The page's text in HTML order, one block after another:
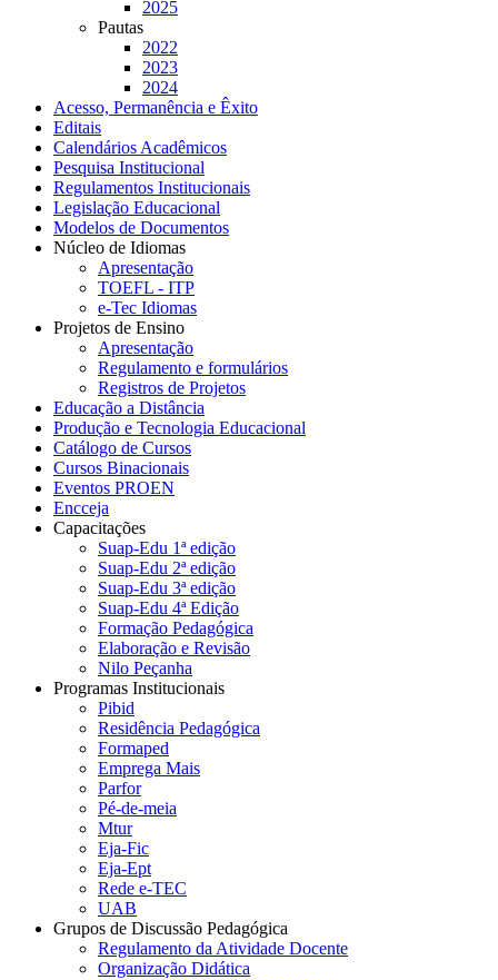
2025
Pautas
2022
2023
2024
Acesso, Permanência e Êxito
Editais
Calendários Acadêmicos
Pesquisa Institucional
Regulamentos Institucionais
Legislação Educacional
Modelos de Documentos
Núcleo de Idiomas
Apresentação
TOEFL - ITP
e-Tec Idiomas
Projetos de Ensino
Apresentação
Regulamento e formulários
Registros de Projetos
Educação a Distância
Produção e Tecnologia Educacional
Catálogo de Cursos
Cursos Binacionais
Eventos PROEN
Encceja
Capacitações
Suap-Edu 1ª edição
Suap-Edu 2ª edição
Suap-Edu 3ª edição
Suap-Edu 4ª Edição
Formação Pedagógica
Elaboração e Revisão
Nilo Peçanha
Programas Institucionais
Pibid
Residência Pedagógica
Formaped
Emprega Mais
Parfor
Pé-de-meia
Mtur
Eja-Fic
Eja-Ept
Rede e-TEC
UAB
Grupos de Discussão Pedagógica
Regulamento da Atividade Docente
Organização Didática